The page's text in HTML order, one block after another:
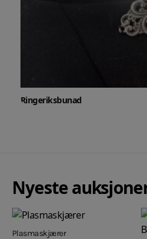
Ringeriksbunad
Nyeste
Plasmaskjærer